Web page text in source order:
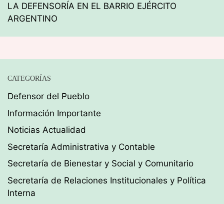
LA DEFENSORÍA EN EL BARRIO EJÉRCITO
ARGENTINO
CATEGORÍAS
Defensor del Pueblo
Información Importante
Noticias Actualidad
Secretaría Administrativa y Contable
Secretaría de Bienestar y Social y Comunitario
Secretaría de Relaciones Institucionales y Política
Interna